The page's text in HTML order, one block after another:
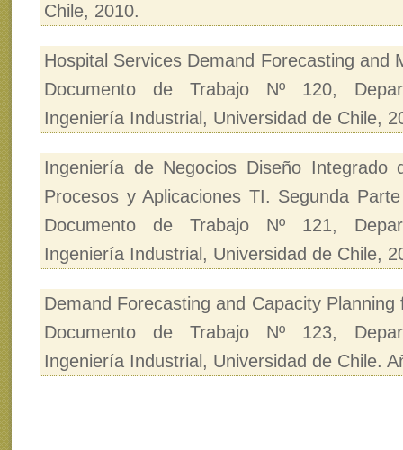
Chile, 2010.
Hospital Services Demand Forecasting and
Documento de Trabajo Nº 120,
Ingeniería Industrial, Universidad de Chile,
Ingeniería de Negocios Diseño Integrado
Procesos y Aplicaciones TI. Segunda
Documento de Trabajo Nº 121,
Ingeniería Industrial, Universidad de Chile,
Demand Forecasting and Capacity Planning
Documento de Trabajo Nº 123,
Ingeniería Industrial, Universidad de Chile.